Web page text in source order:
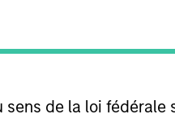
sens de la loi fédérale